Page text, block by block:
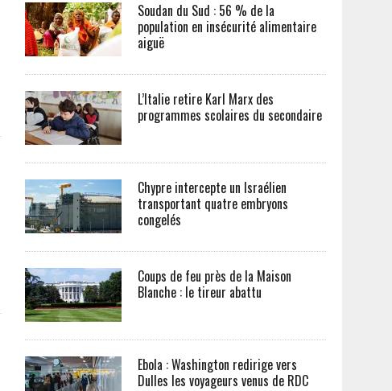
Soudan du Sud : 56 % de la
population en insécurité alimentaire
aiguë
L’Italie retire Karl Marx des
programmes scolaires du secondaire
Chypre intercepte un Israélien
transportant quatre embryons
congelés
Coups de feu près de la Maison
Blanche : le tireur abattu
Ebola : Washington redirige vers
Dulles les voyageurs venus de RDC